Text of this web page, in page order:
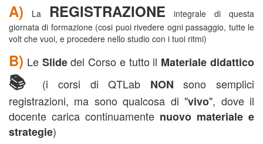
A) La REGISTRAZIONE integrale di questa
giornata di formazione (cosi puoi rivedere ogni passaggio, tutte le
volt che vuoi, e procedere nello studio con i tuoi ritmi)
B) LeSlidedel Corso e tutto il Materiale didattico
📚 (i corsi di QTLab NONsono semplici
registrazioni, ma sono qualcosa di "vivo", dove il
docente carica continuamente nuovo materiale e
strategie)